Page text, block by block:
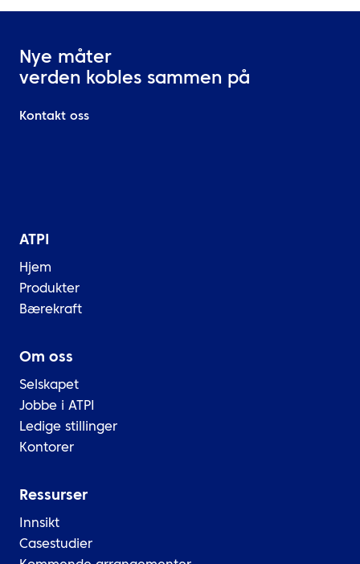
Nye måter
verden kobles sammen på
Kontakt oss
ATPI
Hjem
Produkter
Bærekraft
Om oss
Selskapet
Jobbe i ATPI
Ledige stillinger
Kontorer
Ressurser
Innsikt
Casestudier